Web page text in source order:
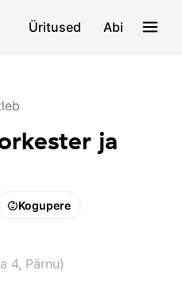
Üritused Abi
ja
Kogupere
4, Pärnu)